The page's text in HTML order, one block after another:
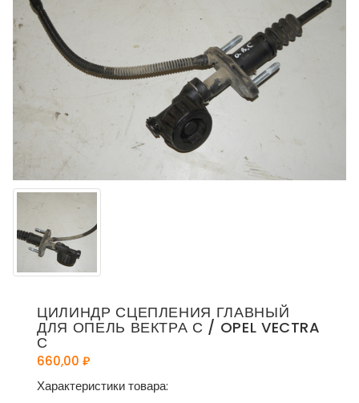
ЦИЛИНДР СЦЕПЛЕНИЯ ГЛАВНЫЙ
ДЛЯ ОПЕЛЬ ВЕКТРА С / OPEL VECTRA
С
660,00 ₽
Характеристики товара: